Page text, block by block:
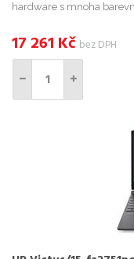
hardware s mnoha
17 261 Kč bez DPH